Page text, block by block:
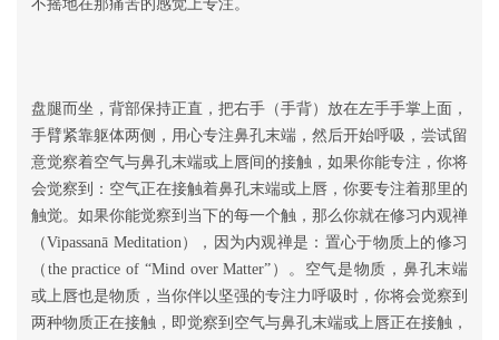
不摇地在那痛苦的感觉上专注。
盘腿而坐，背部保持正直，把右手（手背）放在左手手掌上面，
手臂紧靠躯体两侧，用心专注鼻孔末端，然后开始呼吸，尝试留
意觉察着空气与鼻孔末端或上唇间的接触，如果你能专注，你将
会觉察到：空气正在接触着鼻孔末端或上唇，你要专注着那里的
触觉。如果你能觉察到当下的每一个触，那么你就在修习内观禅
（Vipassanā Meditation），因为内观禅是：置心于物质上的修习
（the practice of “Mind over Matter”）。空气是物质，鼻孔末端
或上唇也是物质，当你伴以坚强的专注力呼吸时，你将会觉察到
两种物质正在接触，即觉察到空气与鼻孔末端或上唇正在接触，